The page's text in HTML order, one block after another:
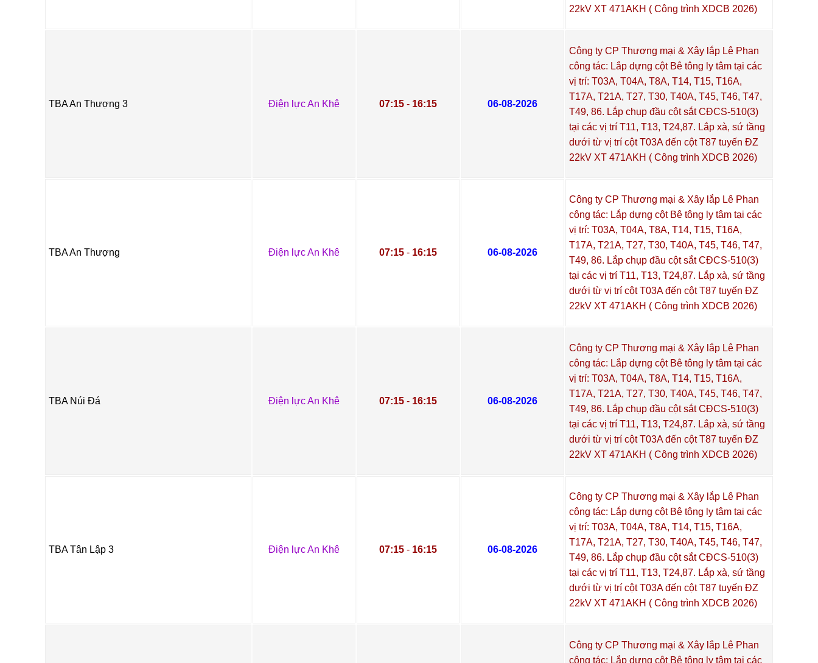
22kV XT 471AKH ( Công trình XDCB 2026)
TBA An Thượng 3 Điện lực An Khê 07:15 - 16:15 06-08-2026
Công ty CP Thương mại & Xây lắp Lê Phan
công tác: Lắp dựng cột Bê tông ly tâm tại các
vị trí: T03A, T04A, T8A, T14, T15, T16A,
T17A, T21A, T27, T30, T40A, T45, T46, T47,
T49, 86. Lắp chụp đầu cột sắt CĐCS-510(3)
tại các vị trí T11, T13, T24,87. Lắp xà, sứ tầng
dưới từ vị trí cột T03A đến cột T87 tuyến ĐZ
22kV XT 471AKH ( Công trình XDCB 2026)
TBA An Thượng Điện lực An Khê 07:15 - 16:15 06-08-2026
Công ty CP Thương mại & Xây lắp Lê Phan
công tác: Lắp dựng cột Bê tông ly tâm tại các
vị trí: T03A, T04A, T8A, T14, T15, T16A,
T17A, T21A, T27, T30, T40A, T45, T46, T47,
T49, 86. Lắp chụp đầu cột sắt CĐCS-510(3)
tại các vị trí T11, T13, T24,87. Lắp xà, sứ tầng
dưới từ vị trí cột T03A đến cột T87 tuyến ĐZ
22kV XT 471AKH ( Công trình XDCB 2026)
TBA Núi Đá Điện lực An Khê 07:15 - 16:15 06-08-2026
Công ty CP Thương mại & Xây lắp Lê Phan
công tác: Lắp dựng cột Bê tông ly tâm tại các
vị trí: T03A, T04A, T8A, T14, T15, T16A,
T17A, T21A, T27, T30, T40A, T45, T46, T47,
T49, 86. Lắp chụp đầu cột sắt CĐCS-510(3)
tại các vị trí T11, T13, T24,87. Lắp xà, sứ tầng
dưới từ vị trí cột T03A đến cột T87 tuyến ĐZ
22kV XT 471AKH ( Công trình XDCB 2026)
TBA Tân Lập 3 Điện lực An Khê 07:15 - 16:15 06-08-2026
Công ty CP Thương mại & Xây lắp Lê Phan
công tác: Lắp dựng cột Bê tông ly tâm tại các
vị trí: T03A, T04A, T8A, T14, T15, T16A,
T17A, T21A, T27, T30, T40A, T45, T46, T47,
T49, 86. Lắp chụp đầu cột sắt CĐCS-510(3)
tại các vị trí T11, T13, T24,87. Lắp xà, sứ tầng
dưới từ vị trí cột T03A đến cột T87 tuyến ĐZ
22kV XT 471AKH ( Công trình XDCB 2026)
Công ty CP Thương mại & Xây lắp Lê Phan
công tác: Lắp dựng cột Bê tông ly tâm tại các